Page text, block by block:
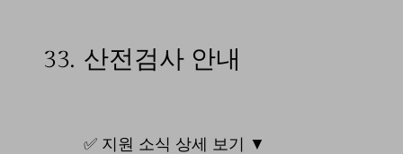
33. 산전검사 안내
✅ 지원 소식 상세 보기 ▼